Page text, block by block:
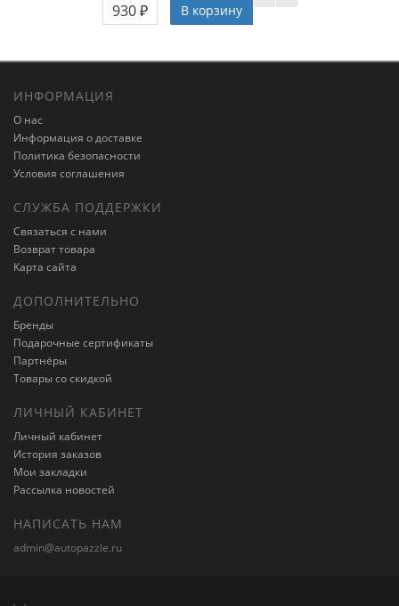
930 ₽ В корзину
ИНФОРМАЦИЯ
О нас
Информация о доставке
Политика безопасности
Условия соглашения
СЛУЖБА ПОДДЕРЖКИ
Связаться с нами
Возврат товара
Карта сайта
ДОПОЛНИТЕЛЬНО
Бренды
Подарочные сертификаты
Партнёры
Товары со скидкой
ЛИЧНЫЙ КАБИНЕТ
Личный кабинет
История заказов
Мои закладки
Рассылка новостей
НАПИСАТЬ НАМ
admin@autopazzle.ru